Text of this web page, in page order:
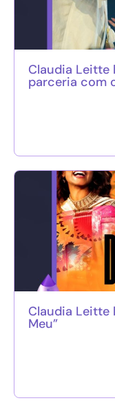
Claudia Leitte
parceria com
Claudia Leitte
Meu”